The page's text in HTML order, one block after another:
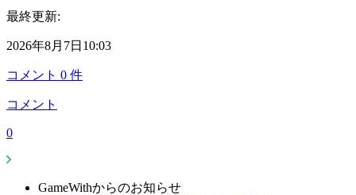
最終更新:
2026年8月7日10:03
コメント 0 件
コメント
0
GameWithからのお知らせ